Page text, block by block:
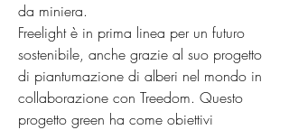
da miniera.
Freelight è in prima linea per un futuro
sostenibile, anche grazie al suo progetto
di piantumazione di alberi nel mondo in
collaborazione con Treedom. Questo
progetto green ha come obiettivi